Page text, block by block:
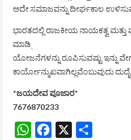
ಅದೇ ಸಮಾಜವನ್ನು ದೀರ್ಘಕಾಲ
ಭಾರತದಲ್ಲಿ ರಾಜಕೀಯ ನಾಯಕತ್ವ ಮತ್ತು
ಮಾಡಿˌ
ಯೋಜನೆಗಳನ್ನು ರೂಪಿಸುವಷ್ಟು ಇನ್ನು
ಕಾರ್ಯೋನ್ಮುಖವಾಗಿಲ್ಲವೆಂಬುವುದು
*ಜಯದೇವ ಪೂಜಾರ*
7676870233
WhatsApp
Facebook
X